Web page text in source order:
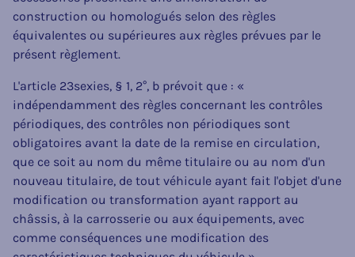
construction ou homologués selon des règles
équivalentes ou supérieures aux règles prévues par le
présent règlement.
L'article 23sexies, § 1, 2°, b prévoit que : «
indépendamment des règles concernant les contrôles
périodiques, des contrôles non périodiques sont
obligatoires avant la date de la remise en circulation,
que ce soit au nom du même titulaire ou au nom d'un
nouveau titulaire, de tout véhicule ayant fait l'objet d'une
modification ou transformation ayant rapport au
châssis, à la carrosserie ou aux équipements, avec
comme conséquences une modification des